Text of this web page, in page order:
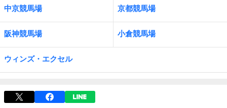
中京競馬場 京都競馬場
阪神競馬場 小倉競馬場
ウィンズ・エクセル